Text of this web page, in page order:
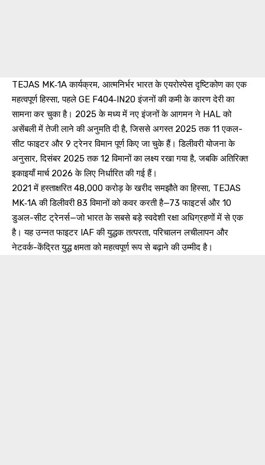
TEJAS MK‑1A कार्यक्रम, आत्मनिर्भर भारत के एयरोस्पेस दृष्टिकोण का एक
महत्वपूर्ण हिस्सा, पहले GE F404‑IN20 इंजनों की कमी के कारण देरी का
सामना कर चुका है। 2025 के मध्य में नए इंजनों के आगमन ने HAL को
असेंबली में तेजी लाने की अनुमति दी है, जिससे अगस्त 2025 तक 11 एकल-
सीट फाइटर और 9 ट्रेनर विमान पूर्ण किए जा चुके हैं। डिलीवरी योजना के
अनुसार, दिसंबर 2025 तक 12 विमानों का लक्ष्य रखा गया है, जबकि अतिरिक्त
इकाइयाँ मार्च 2026 के लिए निर्धारित की गई हैं।
2021 में हस्ताक्षरित ₹48,000 करोड़ के खरीद समझौते का हिस्सा, TEJAS
MK‑1A की डिलीवरी 83 विमानों को कवर करती है—73 फाइटर्स और 10
डुअल-सीट ट्रेनर्स—जो भारत के सबसे बड़े स्वदेशी रक्षा अधिग्रहणों में से एक
है। यह उन्नत फाइटर IAF की युद्धक तत्परता, परिचालन लचीलापन और
नेटवर्क-केंद्रित युद्ध क्षमता को महत्वपूर्ण रूप से बढ़ाने की उम्मीद है।